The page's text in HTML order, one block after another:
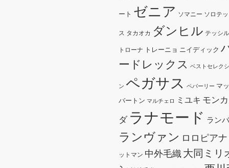
ート ゼニア ソマニー ソロテッ
ス タカオカ ダンヒル テッシ
トローナ トレーニョ ニイディック
ードレックス ベストセレク
ン ペガサス ペパーリー マ
バートン マルチェロ ミユキ モン
ダ ラナモード ラン
ランヴァン ロロピアナ
ットマン 中外毛織大同ミリ